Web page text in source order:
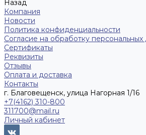
Назад
Компания
Новости
Политика конфиденциальности
Согласие на обработку персональных
Сертификаты
Реквизиты
Отзывы
Оплата и доставка
Контакты
г. Благовещенск, улица Нагорная 1/16
+7(4162) 310-800
311700@mail.ru
Личный кабинет